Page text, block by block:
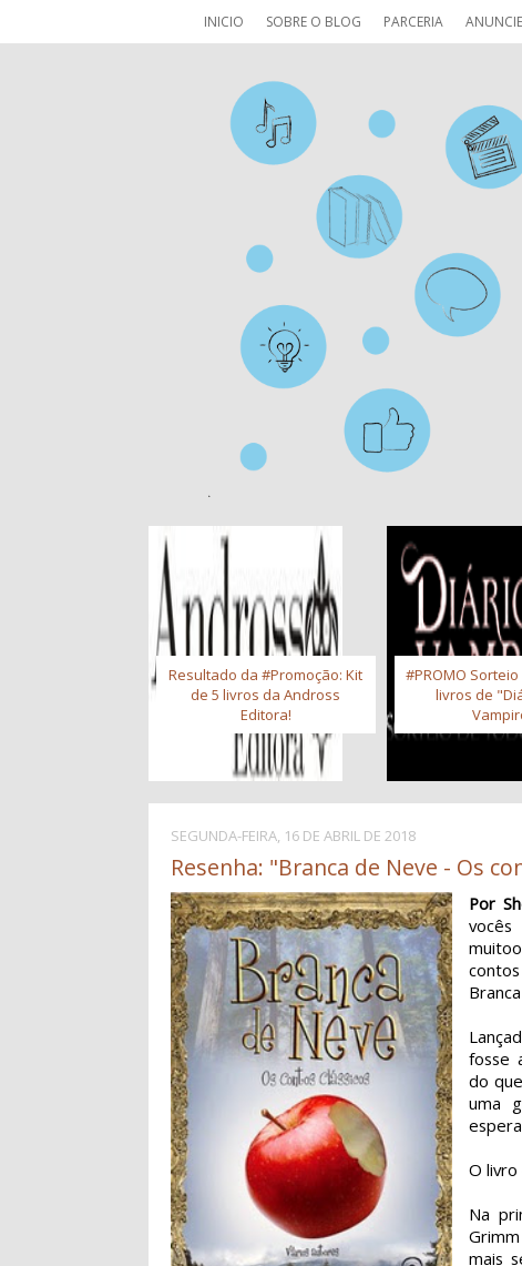
INICIO SOBRE O BLOG PARCERIA ANUNCIE
Resultado da #Promoção: Kit
de 5 livros da Andross
Editora!
#PROMO
livros de
SEGUNDA-FEIRA, 16 DE ABRIL DE 2018
Resenha: "Branca de Neve - Os
Por
fosse
do
uma
O
Na
mais